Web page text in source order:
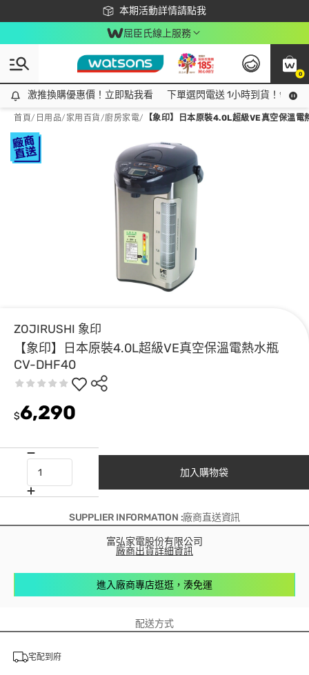
本期活動詳情請點我
下載app最高回饋$350
屈臣氏線上服務
0
激推換購優惠價！立即點我看
激推換購優惠價！立即點我看 下單選閃電送 1小時到貨！領神
首頁/ 日用品/ 家用百貨/廚房家電/ 【象印】日本原裝4.0L超級VE真空保溫
ZOJIRUSHI 象印
【象印】日本原裝4.0L超級VE真空保溫電熱水瓶
CV-DHF40
$6,290
加入購物袋
SUPPLIER INFORMATION :廠商直送資訊
富弘家電股份有限公司
廠商出貨詳細資訊
進入廠商專店逛逛，湊免運
配送方式
宅配到府